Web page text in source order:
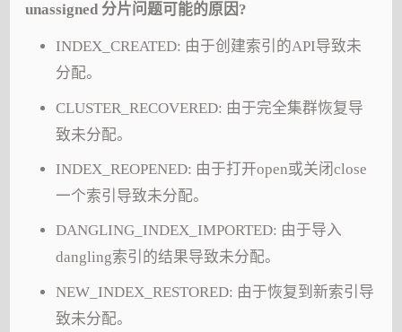
unassigned 分片问题可能的原因?
INDEX_CREATED: 由于创建索引的API导致未
分配。
CLUSTER_RECOVERED: 由于完全集群恢复导
致未分配。
INDEX_REOPENED: 由于打开open或关闭close
一个索引导致未分配。
DANGLING_INDEX_IMPORTED: 由于导入
dangling索引的结果导致未分配。
NEW_INDEX_RESTORED: 由于恢复到新索引导
致未分配。